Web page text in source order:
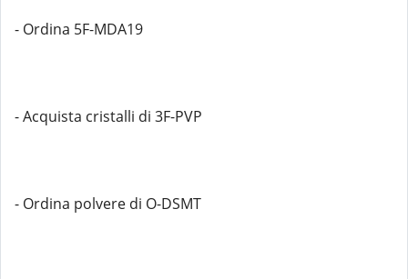
- Ordina 5F-MDA19
- Acquista cristalli di 3F-PVP
- Ordina polvere di O-DSMT